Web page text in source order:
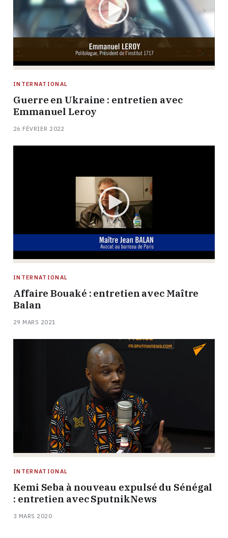
INTERNATIONAL
Guerre en Ukraine : entretien avec
Emmanuel Leroy
26 FÉVRIER 2022
INTERNATIONAL
Affaire Bouaké : entretien avec Maître
Balan
29 MARS 2021
INTERNATIONAL
Kemi Seba à nouveau expulsé du Sénégal
: entretien avec SputnikNews
3 MARS 2020